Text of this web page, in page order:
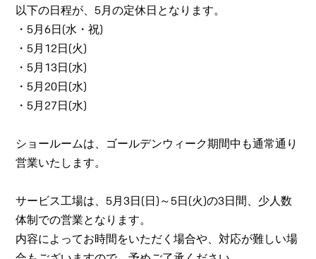
以下の日程が、5月の定休日となります。
・5月6日(水・祝)
・5月12日(火)
・5月13日(水)
・5月20日(水)
・5月27日(水)
ショールームは、ゴールデンウィーク期間中も通常通り
営業いたします。
サービス工場は、5月3日(日)～5日(火)の3日間、少人数
体制での営業となります。
内容によってお時間をいただく場合や、対応が難しい場